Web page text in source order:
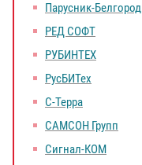
Парусник-Белгород
РЕД СОФТ
РУБИНТЕХ
РусБИТех
С-Терра
САМСОН Групп
Сигнал-КOM